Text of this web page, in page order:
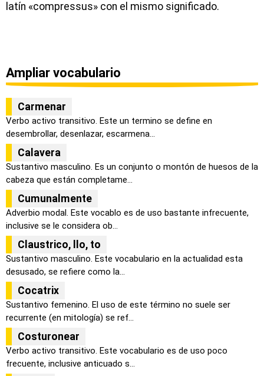
latín «compressus» con el mismo significado.
Ampliar vocabulario
Carmenar
Verbo activo transitivo. Este un termino se define en
desembrollar, desenlazar, escarmena...
Calavera
Sustantivo masculino. Es un conjunto o montón de huesos de la
cabeza que están completame...
Cumunalmente
Adverbio modal. Este vocablo es de uso bastante infrecuente,
inclusive se le considera ob...
Claustrico, llo, to
Sustantivo masculino. Este vocabulario en la actualidad esta
desusado, se refiere como la...
Cocatrix
Sustantivo femenino. El uso de este término no suele ser
recurrente (en mitología) se ref...
Costuronear
Verbo activo transitivo. Este vocabulario es de uso poco
frecuente, inclusive anticuado s...